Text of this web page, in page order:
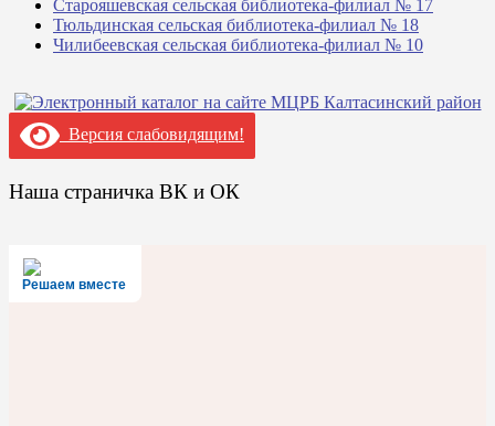
Старояшевская сельская библиотека-филиал № 17
Тюльдинская сельская библиотека-филиал № 18
Чилибеевская сельская библиотека-филиал № 10
Версия слабовидящим!
Наша страничка ВК и ОК
Решаем вместе